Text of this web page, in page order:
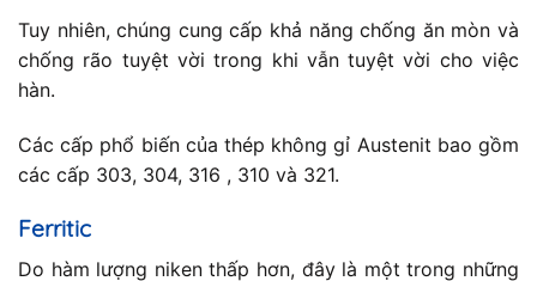
Tuy nhiên, chúng cung cấp khả năng chống ăn mòn và
chống rão tuyệt vời trong khi vẫn tuyệt vời cho việc
hàn.
Các cấp phổ biến của thép không gỉ Austenit bao gồm
các cấp 303, 304, 316 , 310 và 321.
Ferritic
Do hàm lượng niken thấp hơn, đây là một trong những